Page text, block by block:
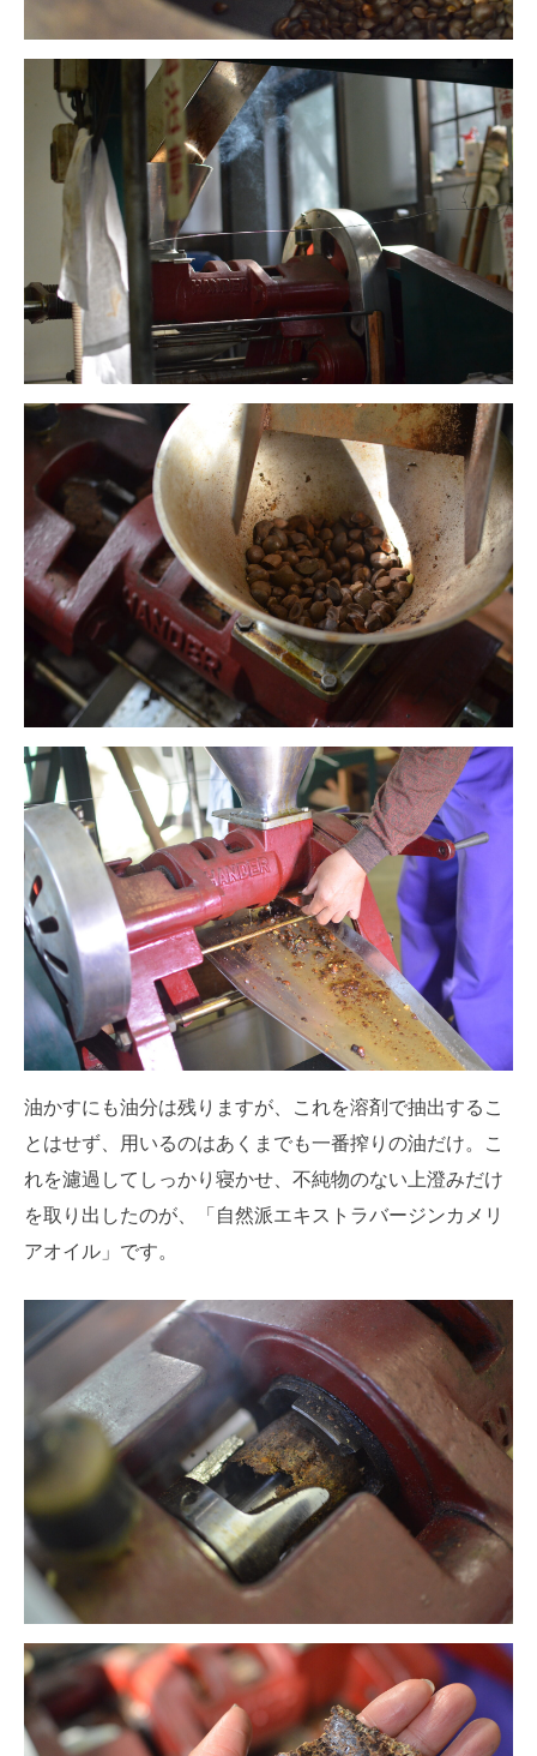
油かすにも油分は残りますが、これを溶剤で抽出するこ
とはせず、用いるのはあくまでも一番搾りの油だけ。こ
れを濾過してしっかり寝かせ、不純物のない上澄みだけ
を取り出したのが、「自然派エキストラバージンカメリ
アオイル」です。